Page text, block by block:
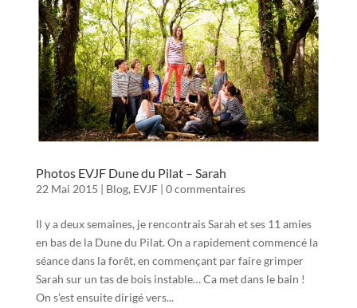
Photos EVJF Dune du Pilat – Sarah
22 Mai 2015 | Blog, EVJF| 0 commentaires
Il y a deux semaines, je rencontrais Sarah et ses 11 amies
en bas de la Dune du Pilat. On a rapidement commencé la
séance dans la forêt, en commençant par faire grimper
Sarah sur un tas de bois instable… Ca met dans le bain !
On s’est ensuite dirigé vers...